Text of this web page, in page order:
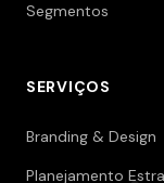
Segmentos
SERVIÇOS
Branding & Design
Planejamento